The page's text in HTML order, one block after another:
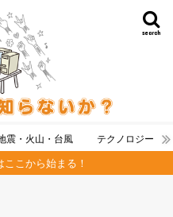
search
震・火山・台風 テクノロジー
こから始まる！